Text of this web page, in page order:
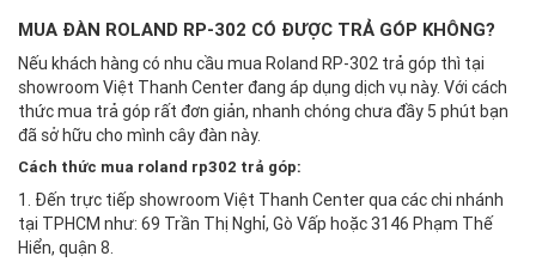
MUA ĐÀN ROLAND RP-302 CÓ ĐƯỢC TRẢ GÓP KHÔNG?
Nếu khách hàng có nhu cầu mua Roland RP-302 trả góp thì tại
showroom Việt Thanh Center đang áp dụng dịch vụ này. Với cách
thức mua trả góp rất đơn giản, nhanh chóng chưa đầy 5 phút bạn
đã sở hữu cho mình cây đàn này.
Cách thức mua roland rp302 trả góp:
1. Đến trực tiếp showroom Việt Thanh Center qua các chi nhánh
tại TPHCM như: 69 Trần Thị Nghỉ, Gò Vấp hoặc 3146 Phạm Thế
Hiển, quận 8.